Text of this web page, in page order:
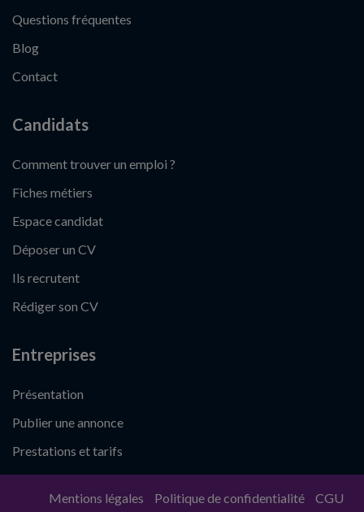
Questions fréquentes
Blog
Contact
Candidats
Comment trouver un emploi ?
Fiches métiers
Espace candidat
Déposer un CV
Ils recrutent
Rédiger son CV
Entreprises
Présentation
Publier une annonce
Prestations et tarifs
Mentions légales Politique de confidentialité CGU